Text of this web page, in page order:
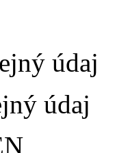
údaj
údaj